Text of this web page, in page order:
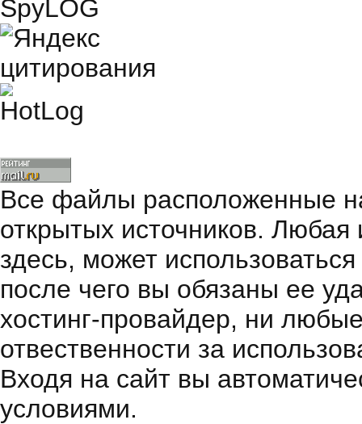
Все файлы расположенные
открытых источников.
здесь, может
после чего вы обязаны ее
хостинг-провайдер, ни
отвественности за
Входя на сайт вы
условиями.